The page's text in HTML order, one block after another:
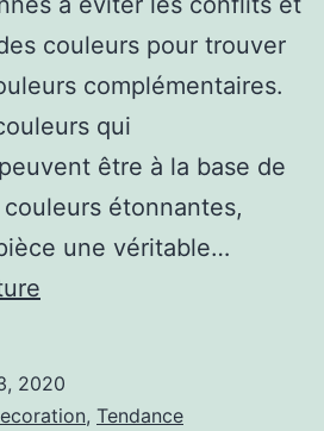
couleurs pour trouver
complémentaires.
qui
être à la base de
étonnantes,
une véritable…
LES
2020
, Tendance